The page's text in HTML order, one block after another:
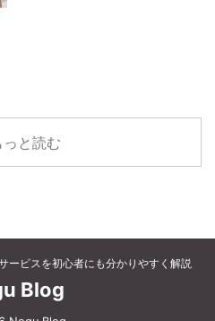
っと読む
ービスを初心者にも分かりやすく解説
Blog